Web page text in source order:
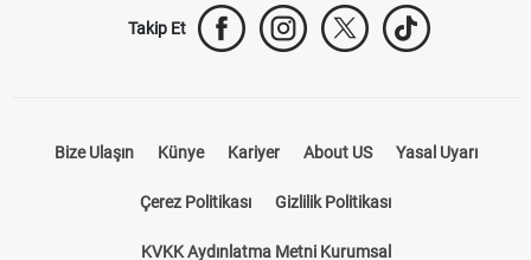
Takip Et
Bize Ulaşın Künye Kariyer About US Yasal Uyarı
Çerez Politikası Gizlilik Politikası
KVKK Aydınlatma Metni Kurumsal